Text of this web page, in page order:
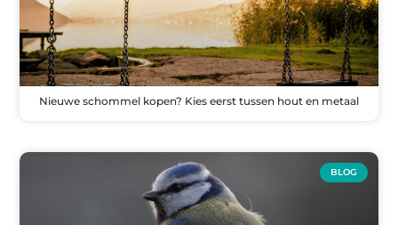
Nieuwe schommel kopen? Kies eerst tussen hout en metaal
BLOG